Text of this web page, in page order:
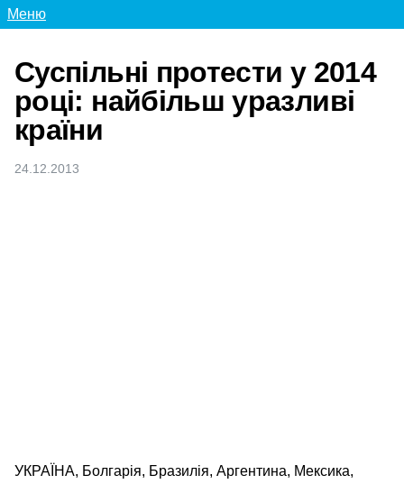
Меню
Суспільні протести у 2014
році: найбільш уразливі
країни
24.12.2013
УКРАЇНА, Болгарія, Бразилія, Аргентина, Мексика,